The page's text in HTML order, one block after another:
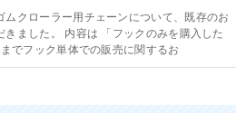
クローラー用チェーンについて、既存のお
ました。 内容は 「フックのみを購入した
でフック単体での販売に関するお